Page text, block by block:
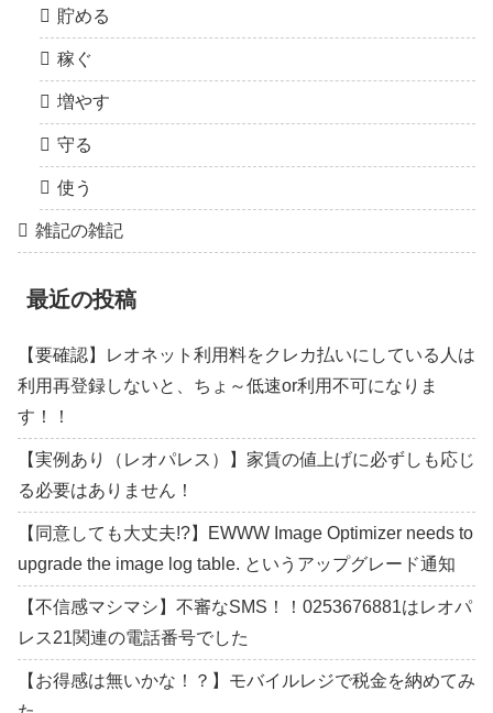
貯める
稼ぐ
増やす
守る
使う
雑記の雑記
最近の投稿
【要確認】レオネット利用料をクレカ払いにしている人は
利用再登録しないと、ちょ～低速or利用不可になりま
す！！
【実例あり（レオパレス）】家賃の値上げに必ずしも応じ
る必要はありません！
【同意しても大丈夫!?】EWWW Image Optimizer needs to
upgrade the image log table. というアップグレード通知
【不信感マシマシ】不審なSMS！！0253676881はレオパ
レス21関連の電話番号でした
【お得感は無いかな！？】モバイルレジで税金を納めてみ